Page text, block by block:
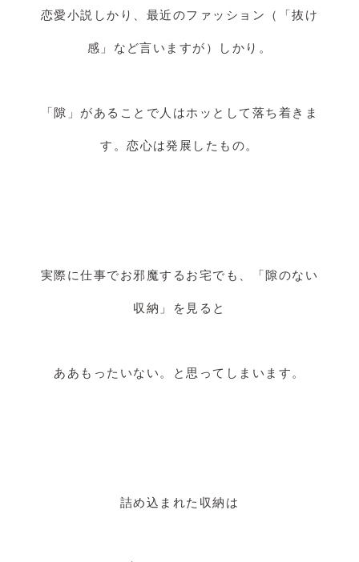
恋愛小説しかり、最近のファッション（「抜け
感」など言いますが）しかり。
「隙」があることで人はホッとして落ち着きま
す。恋心は発展したもの。
実際に仕事でお邪魔するお宅でも、「隙のない
収納」を見ると
ああもったいない。と思ってしまいます。
詰め込まれた収納は